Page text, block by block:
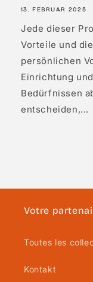
13. FEBRUAR 2025
Jede dieser
Vorteile und
persönlichen
Einrichtung
Bedürfnissen
entscheiden,...
Votre
Toutes les
Kontakt